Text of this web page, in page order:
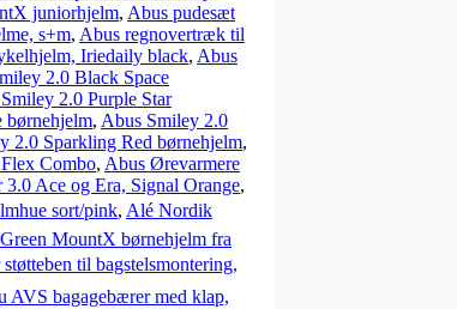
juniorhjelm, Abus pudesæt
s+m, Abus regnovertræk til
Iriedaily black, Abus
2.0 Black Space
2.0 Purple Star
børnehjelm, Abus Smiley 2.0
2.0 Sparkling Red børnehjelm,
Combo, Abus Ørevarmere
Ace og Era, Signal Orange,
sort/pink, Alé Nordik
MountX børnehjelm fra
til bagstelsmontering,
AVS bagagebærer med klap,